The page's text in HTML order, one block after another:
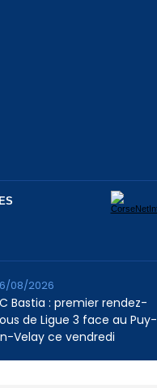
Bastia : premier rendez-
de Ligue 3 face au Puy-
Velay ce vendredi
08/2026